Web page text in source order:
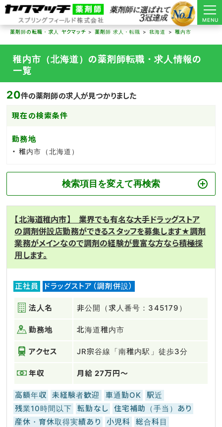
MENU
薬剤師の転職・求人 ヤクマッチ
薬剤師 求人・転職 北海道 稚内市
稚内市（北海道）の薬剤師転職・求人情報の
一覧
20件の薬剤師の求人が見つかりました
現在の検索条件
勤務地
稚内市（北海道）
検索項目を変えて再検索
【北海道稚内市】 業界でも有名な大手ドラッグストア
の調剤併設店勤務ができるスタッフを募集します★調剤
業務がメインなので調剤の経験が豊富な方なら積極採
用します。
正社員 ドラッグストア（調剤併設）
法人名 非公開（求人番号：345179）
勤務地 北海道稚内市
アクセス JR宗谷線「南稚内駅」徒歩3分
年収 月給 27万円～
高額年収 未経験者歓迎 車通勤OK
駅近
残業10時間以下
転勤なし
住宅補助（手当）あり
産休・育休取得実績あり
小児科 総合科目